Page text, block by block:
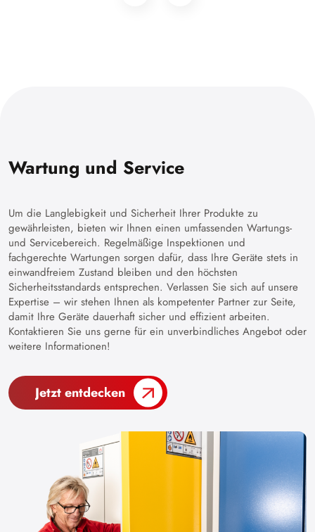
Wartung und Service
Um die Langlebigkeit und Sicherheit Ihrer Produkte zu
gewährleisten, bieten wir Ihnen einen umfassenden Wartungs-
und Servicebereich. Regelmäßige Inspektionen und
fachgerechte Wartungen sorgen dafür, dass Ihre Geräte stets in
einwandfreiem Zustand bleiben und den höchsten
Sicherheitsstandards entsprechen. Verlassen Sie sich auf unsere
Expertise – wir stehen Ihnen als kompetenter Partner zur Seite,
damit Ihre Geräte dauerhaft sicher und effizient arbeiten.
Kontaktieren Sie uns gerne für ein unverbindliches Angebot oder
weitere Informationen!
Jetzt entdecken